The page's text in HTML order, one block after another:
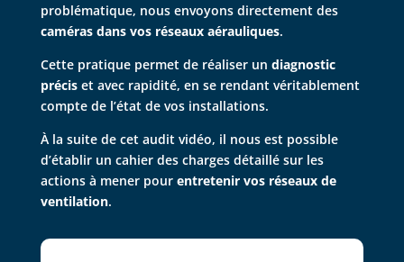
problématique, nous envoyons directement des
caméras dans vos réseaux aérauliques.
Cette pratique permet de réaliser un diagnostic
préciset avec rapidité, en se rendant véritablement
compte de l’état de vos installations.
Àla suite de cet audit vidéo, il nous est possible
d’établir un cahier des charges détaillé sur les
actions à mener pour entretenir vos réseaux de
ventilation.